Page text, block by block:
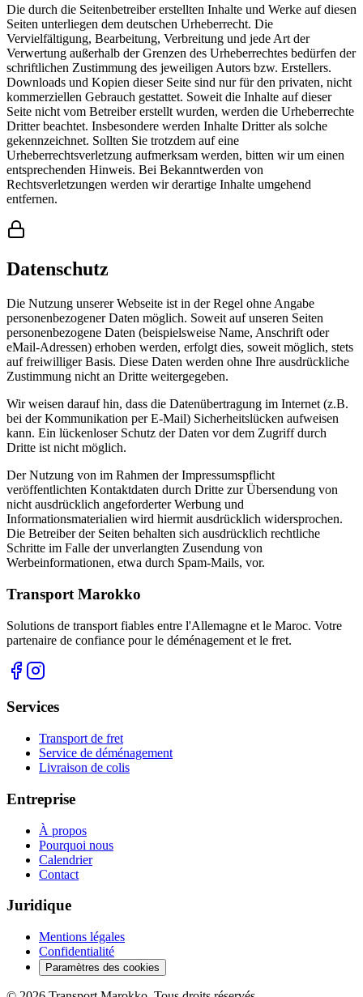
Die durch die Seitenbetreiber erstellten Inhalte und Werke auf diesen
Seiten unterliegen dem deutschen Urheberrecht. Die
Vervielfältigung, Bearbeitung, Verbreitung und jede Art der
Verwertung außerhalb der Grenzen des Urheberrechtes bedürfen der
schriftlichen Zustimmung des jeweiligen Autors bzw. Erstellers.
Downloads und Kopien dieser Seite sind nur für den privaten, nicht
kommerziellen Gebrauch gestattet. Soweit die Inhalte auf dieser
Seite nicht vom Betreiber erstellt wurden, werden die Urheberrechte
Dritter beachtet. Insbesondere werden Inhalte Dritter als solche
gekennzeichnet. Sollten Sie trotzdem auf eine
Urheberrechtsverletzung aufmerksam werden, bitten wir um einen
entsprechenden Hinweis. Bei Bekanntwerden von
Rechtsverletzungen werden wir derartige Inhalte umgehend
entfernen.
Datenschutz
Die Nutzung unserer Webseite ist in der Regel ohne Angabe
personenbezogener Daten möglich. Soweit auf unseren Seiten
personenbezogene Daten (beispielsweise Name, Anschrift oder
eMail-Adressen) erhoben werden, erfolgt dies, soweit möglich, stets
auf freiwilliger Basis. Diese Daten werden ohne Ihre ausdrückliche
Zustimmung nicht an Dritte weitergegeben.
Wir weisen darauf hin, dass die Datenübertragung im Internet (z.B.
bei der Kommunikation per E-Mail) Sicherheitslücken aufweisen
kann. Ein lückenloser Schutz der Daten vor dem Zugriff durch
Dritte ist nicht möglich.
Der Nutzung von im Rahmen der Impressumspflicht
veröffentlichten Kontaktdaten durch Dritte zur Übersendung von
nicht ausdrücklich angeforderter Werbung und
Informationsmaterialien wird hiermit ausdrücklich widersprochen.
Die Betreiber der Seiten behalten sich ausdrücklich rechtliche
Schritte im Falle der unverlangten Zusendung von
Werbeinformationen, etwa durch Spam-Mails, vor.
Transport Marokko
Solutions de transport fiables entre l'Allemagne et le Maroc. Votre
partenaire de confiance pour le déménagement et le fret.
Services
Transport de fret
Service de déménagement
Livraison de colis
Entreprise
À propos
Pourquoi nous
Calendrier
Contact
Juridique
Mentions légales
Confidentialité
Paramètres des cookies